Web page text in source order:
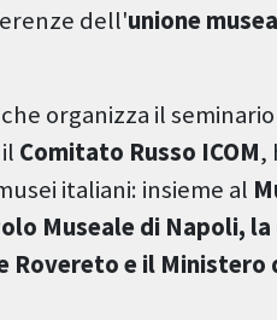
dell'unione
organizza il
Comitato Russo ICOM,
italiani: insieme al
Museale di Napoli, la
Rovereto e il Ministero